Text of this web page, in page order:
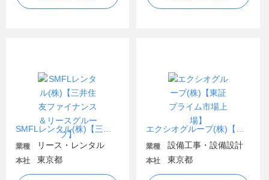
業種 リース・レンタル
本社 東京都
業種 設備工事・設備設計
本社 東京都